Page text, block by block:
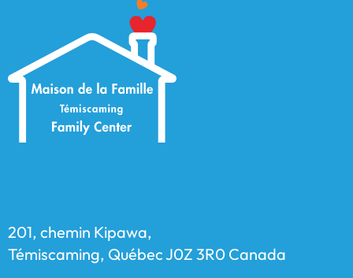
201, chemin Kipawa,
Témiscaming, Québec J0Z 3R0 Canada